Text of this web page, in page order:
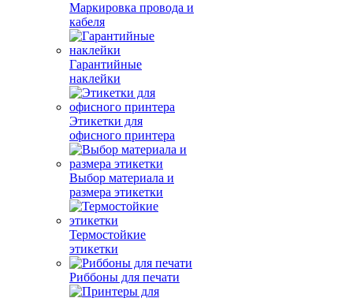
Маркировка провода и
кабеля
Гарантийные
наклейки
Этикетки для
офисного принтера
Выбор материала и
размера этикетки
Термостойкие
этикетки
Риббоны для печати